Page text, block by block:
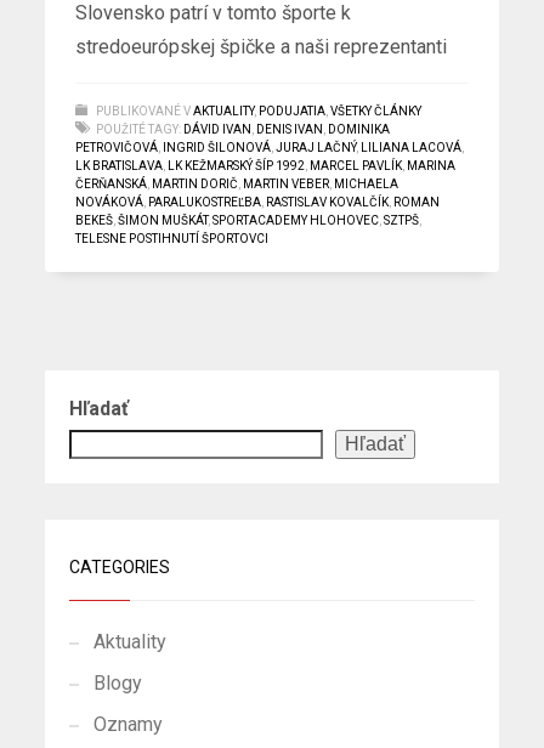
Slovensko patrí v tomto športe k
stredoeurópskej špičke a naši reprezentanti
PUBLIKOVANÉ V AKTUALITY, PODUJATIA ,VŠETKY ČLÁNKY
POUŽITÉ TAGY: DÁVID IVAN DENIS IVAN
DOMINIKA
PETROVIČOVÁ
INGRID ŠILONOVÁ ,JURAJ LAČNÝ, LILIANA LACOVÁ
LK BRATISLAVA
LK KEŽMARSKÝ ŠÍP 1992 MARCEL PAVLÍK MARINA
ČERŇANSKÁ MARTIN DORIČ MARTIN VEBER MICHAELA
NOVÁKOVÁ PARALUKOSTREĽBA RASTISLAV KOVALČÍK ROMAN
BEKEŠ ,ŠIMON MUŠKÁT,SPORTACADEMY HLOHOVEC ,SZTPŠ
TELESNE POSTIHNUTÍ ŠPORTOVCI
Hľadať
Hľadať
CATEGORIES
Aktuality
Blogy
Oznamy